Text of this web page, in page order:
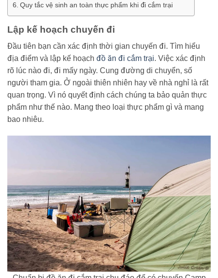
Quy tắc vệ sinh an toàn thực phẩm khi đi cắm trại
Lập kế hoạch chuyến đi
Đầu tiên bạn cần xác định thời gian chuyến đi. Tìm hiểu
địa điểm và lập kế hoạch đồ ăn đi cắm trại. Việc xác định
rõ lúc nào đi, đi mấy ngày. Cung đường di chuyển, số
người tham gia. Ở ngoài thiên nhiên hay về nhà nghỉ là rất
quan trọng. Vì nó quyết định cách chúng ta bảo quản thực
phẩm như thế nào. Mang theo loại thực phẩm gì và mang
bao nhiêu.